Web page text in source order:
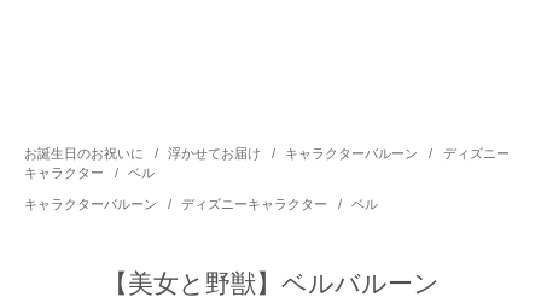
お誕生日のお祝いに / 浮かせてお届け / キャラクターバルーン /
ディズニー
キャラクター
/ ベル
キャラクターバルーン / ディズニーキャラクター / ベル
【美女と野獣】ベルバルーン